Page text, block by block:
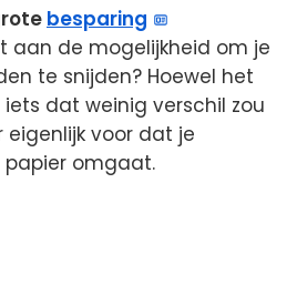
besparing
aan de mogelijkheid om je
te snijden? Hoewel het
dat weinig verschil zou
eigenlijk voor dat je
omgaat.